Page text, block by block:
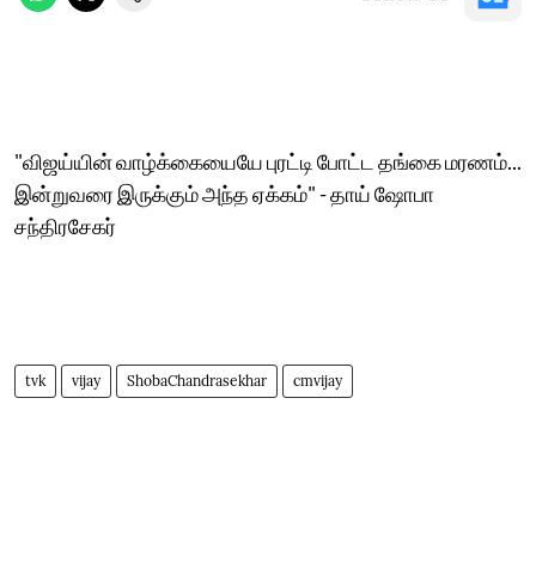
"விஜய்யின் வாழ்க்கையையே புரட்டி போட்ட தங்கை மரணம்...
இன்றுவரை இருக்கும் அந்த ஏக்கம்" - தாய் ஷோபா
சந்திரசேகர்
tvk vijay ShobaChandrasekhar cmvijay